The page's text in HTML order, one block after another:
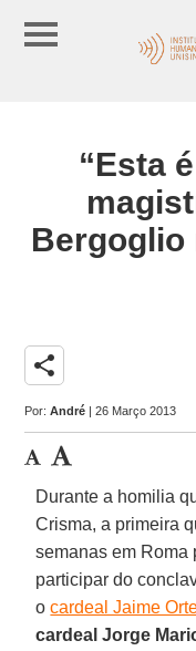
“Esta
Bergoglio
share
Por:André | 26 Março 2013
Durante a homilia
Crisma, a primeira
semanas em Roma
participar do
ocardeal Jaime
cardeal Jorge